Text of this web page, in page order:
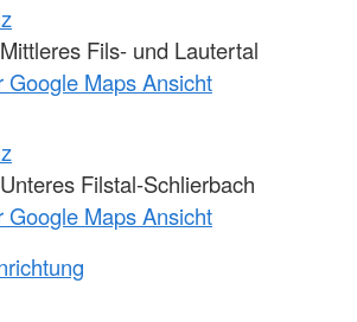
Fils- und Lautertal
Google Maps Ansicht
Filstal-Schlierbach
Google Maps Ansicht